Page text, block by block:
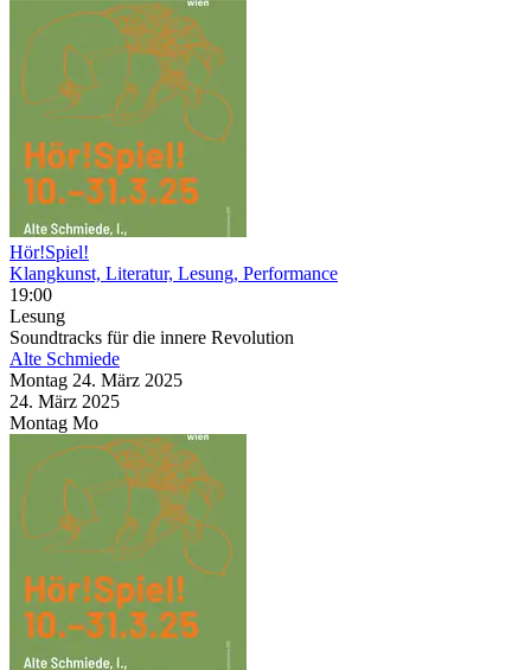
Hör!Spiel!
Klangkunst, Literatur, Lesung, Performance
19:00
Lesung
Soundtracks für die innere Revolution
Alte Schmiede
Montag 24. März 2025
24. März 2025
Montag Mo